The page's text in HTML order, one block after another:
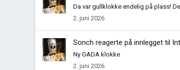
Da var gullklokke endelig på plass!
2. juni 2026
Sonch reagerte på innlegget til
Ny GADA klokke
2. juni 2026